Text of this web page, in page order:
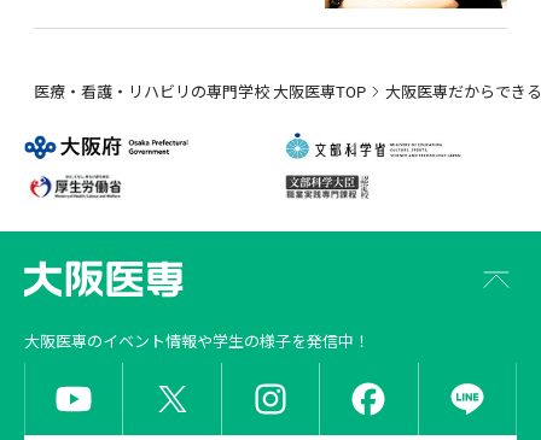
医療・看護・リハビリの専門学校 大阪医専TOP 大阪医専だからでき
大阪医専のイベント情報や学生の様子を発信中！